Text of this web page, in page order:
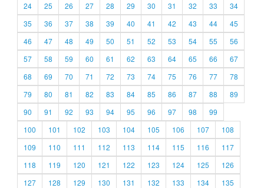
24
25 26 27 28 29 30 31 32 33
34
35
36 37 38 39 40 41 42 43 44
45
46
47 48 49 50 51 52 53 54 55
56
57
58 59 60 61 62 63 64 65 66
67
68
69 70 71 72 73 74 75 76 77
78
79
80 81 82 83 84 85 86 87 88
89
90
91 92 93 94 95 96 97 98
99
100
101 102 103 104 105 106 107
108
109
110 111 112 113 114 115 116
117
118
119 120 121 122 123 124 125
126
127
128 129 130 131 132 133 134
135